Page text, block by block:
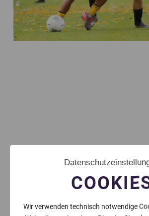
Oberliga Westfalen: Leonel
HEIKO VAN DER VELDEN JANUAR 5,
Wir verwenden technisch notwendige